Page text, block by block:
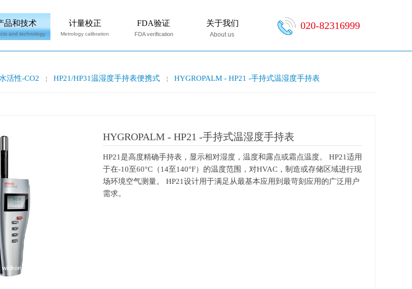
About us
020-82316999
and technology Metrology calibration FDA verification
品和技术 计量校正 FDA验证 关于我们
活性-CO2 ￤ HP21/HP31温湿度手持表便携式 ￤ HYGROPALM - HP21 -手持式温湿度手持表
HYGROPALM - HP21 -手持式温湿度手持表
HP21是高度精确手持表，显示相对湿度，温度和露点或霜点温度。 HP21适用
于在-10至60°C（14至140°F）的温度范围，对HVAC，制造或存储区域进行现
场环境空气测量。 HP21设计用于满足从最基本应用到最苛刻应用的广泛用户
需求。